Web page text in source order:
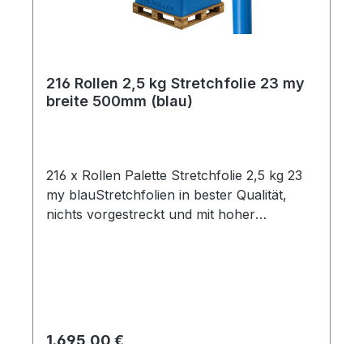
216 Rollen 2,5 kg Stretchfolie 23 my
breite 500mm (blau)
216 x Rollen Palette Stretchfolie 2,5 kg 23
my blauStretchfolien in bester Qualität,
nichts vorgestreckt und mit hoher
Regulärer Preis:
1.695,00 €